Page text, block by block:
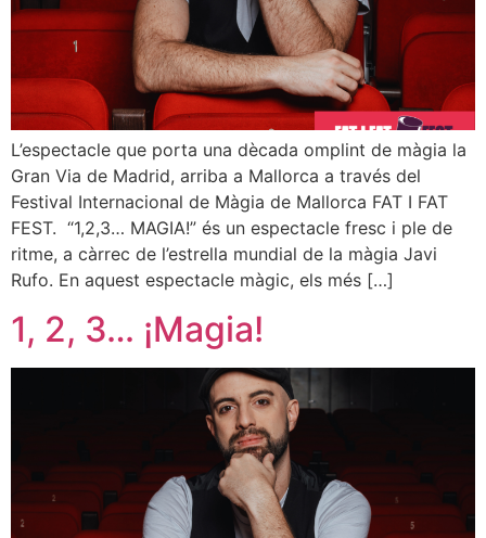
L’espectacle que porta una dècada omplint de màgia la
Gran Via de Madrid, arriba a Mallorca a través del
Festival Internacional de Màgia de Mallorca FAT I FAT
FEST. “1,2,3… MAGIA!” és un espectacle fresc i ple de
ritme, a càrrec de l’estrella mundial de la màgia Javi
Rufo. En aquest espectacle màgic, els més […]
1, 2, 3… ¡Magia!